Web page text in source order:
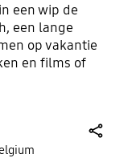
een wip de
een lange
op vakantie
en films of